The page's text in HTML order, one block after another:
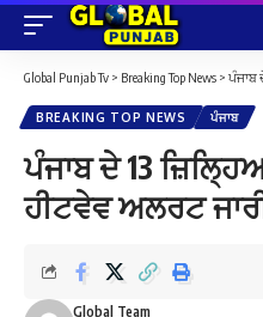
Global Punjab Tv > Breaking Top News > ਪੰਜਾਬ
BREAKING TOP NEWS ਪੰਜਾਬ
ਪੰਜਾਬ ਦੇ 13
ਹੀਟਵੇਵ ਅਲਰਟ
Global Team